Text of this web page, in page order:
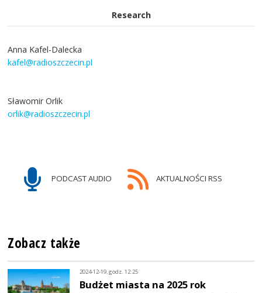
Research
Anna Kafel-Dalecka
kafel@radioszczecin.pl
Sławomir Orlik
orlik@radioszczecin.pl
PODCAST AUDIO AKTUALNOŚCI RSS
Zobacz także
2024-12-19, godz. 12:25
Budżet miasta na 2025 rok